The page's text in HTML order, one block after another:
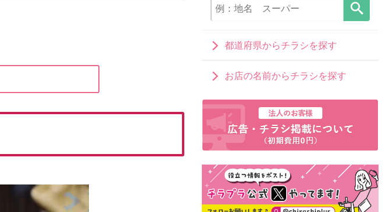
都道府県からチラシを探す
お店の名前からチラシを探す